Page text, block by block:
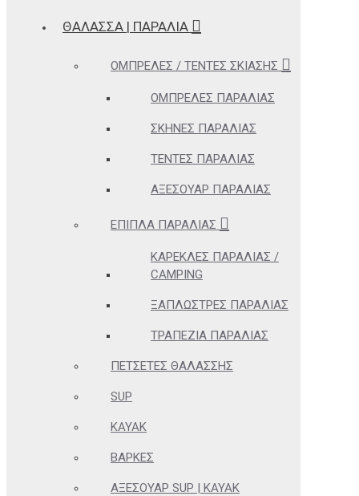
ΘΆΛΑΣΣΑ | ΠΑΡΑΛΊΑ
ΟΜΠΡΈΛΕΣ / ΤΈΝΤΕΣ ΣΚΊΑΣΗΣ
ΟΜΠΡΈΛΕΣ ΠΑΡΑΛΊΑΣ
ΣΚΗΝΈΣ ΠΑΡΑΛΊΑΣ
ΤΈΝΤΕΣ ΠΑΡΑΛΊΑΣ
ΑΞΕΣΟΥΆΡ ΠΑΡΑΛΊΑΣ
ΈΠΙΠΛΑ ΠΑΡΑΛΊΑΣ
ΚΑΡΈΚΛΕΣ ΠΑΡΑΛΊΑΣ /
CAMPING
ΞΑΠΛΏΣΤΡΕΣ ΠΑΡΑΛΊΑΣ
ΤΡΑΠΈΖΙΑ ΠΑΡΑΛΊΑΣ
ΠΕΤΣΈΤΕΣ ΘΑΛΆΣΣΗΣ
SUP
KAYAK
ΒΆΡΚΕΣ
ΑΞΕΣΟΥΆΡ SUP | KAYAK